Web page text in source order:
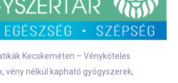
Kecskeméten – Vényköteles
vény nélkül kapható gyógyszerek,